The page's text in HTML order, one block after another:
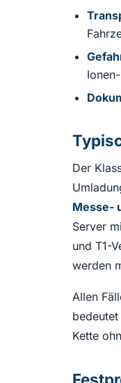
Der
Messe-
Server
und T1-
werden
Allen
Kette